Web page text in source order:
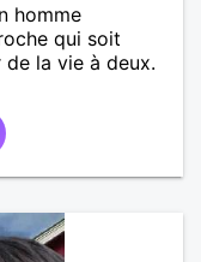
homme
qui soit
la vie à deux.